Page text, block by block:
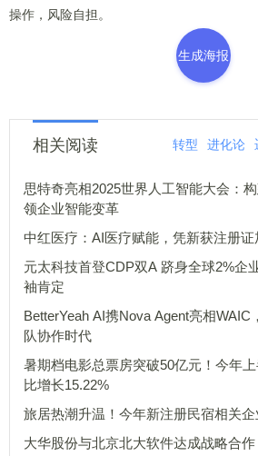
操作，风险自担。
生成海报
相关阅读 转型 进化论
思特奇亮相2025世界人工智能大会：
领企业智能变革
中红医疗：AI医疗赋能，凭新获注册
元太科技首登CDP双A 跻身全球2%企
袖肯定
BetterYeah AI携Nova Agent亮相WAIC
队协作时代
暑期档电影总票房突破50亿元！今年
比增长15.22%
旅居热潮升温！今年新注册民宿相关
大华股份与北京北大软件达成战略合